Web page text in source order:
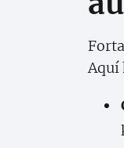
Aquí